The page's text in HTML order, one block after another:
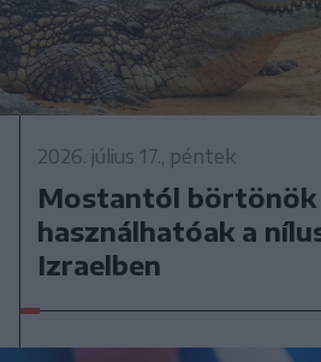
2026. július 17., péntek
Mostantól börtönök
használhatóak a
Izraelben